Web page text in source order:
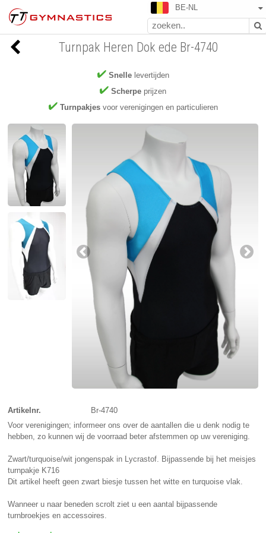
BE-NL
Snellelevertijden
Scherpe prijzen
Turnpakjesvoor verenigingen en particulieren
Turnpak Heren Dok ede Br-4740
Artikelnr.
Br-4740
Voor verenigingen; informeer ons over de aantallen die u denk nodig te
hebben, zo kunnen wij de voorraad beter afstemmen op uw vereniging.
Zwart/turquoise/wit jongenspak in Lycrastof. Bijpassende bij het meisjes
turnpakje K716
Dit artikel heeft geen zwart biesje tussen het witte en turquoise vlak.
Wanneer u naar beneden scrolt ziet u een aantal bijpassende
turnbroekjes en accessoires.